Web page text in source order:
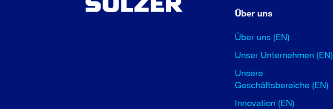
Über uns
Über uns (EN)
Unser Unternehmen (EN)
Unsere
Geschäftsbereiche (EN)
Innovation (EN)